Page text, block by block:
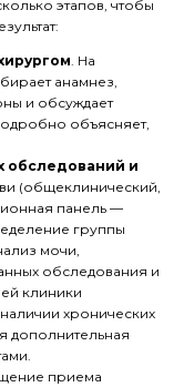
этапов, чтобы
. На
анамнез,
и обсуждает
объясняет,
обследований и
(общеклинический,
панель —
группы
мочи,
обследования и
клиники
хронических
дополнительная
приема